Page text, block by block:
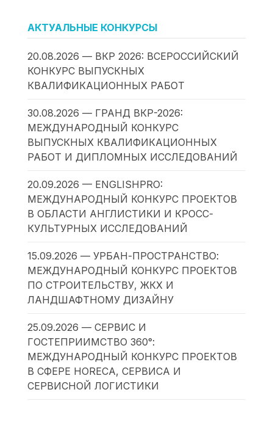
АКТУАЛЬНЫЕ КОНКУРСЫ
20.08.2026 — ВКР 2026: ВСЕРОССИЙСКИЙ
КОНКУРС ВЫПУСКНЫХ
КВАЛИФИКАЦИОННЫХ РАБОТ
30.08.2026 — ГРАНД ВКР-2026:
МЕЖДУНАРОДНЫЙ КОНКУРС
ВЫПУСКНЫХ КВАЛИФИКАЦИОННЫХ
РАБОТ И ДИПЛОМНЫХ ИССЛЕДОВАНИЙ
20.09.2026 — ENGLISHPRO:
МЕЖДУНАРОДНЫЙ КОНКУРС ПРОЕКТОВ
В ОБЛАСТИ АНГЛИСТИКИ И КРОСС-
КУЛЬТУРНЫХ ИССЛЕДОВАНИЙ
15.09.2026 — УРБАН-ПРОСТРАНСТВО:
МЕЖДУНАРОДНЫЙ КОНКУРС ПРОЕКТОВ
ПО СТРОИТЕЛЬСТВУ, ЖКХ И
ЛАНДШАФТНОМУ ДИЗАЙНУ
25.09.2026 — СЕРВИС И
ГОСТЕПРИИМСТВО 360°:
МЕЖДУНАРОДНЫЙ КОНКУРС ПРОЕКТОВ
В СФЕРЕ HORECA, СЕРВИСА И
СЕРВИСНОЙ ЛОГИСТИКИ